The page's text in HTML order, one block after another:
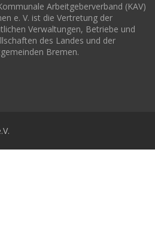
Arbeitgeberverband (KAV)
e. V. ist die Vertretung der
Verwaltungen, Betriebe und
des Landes und der
Bremen.